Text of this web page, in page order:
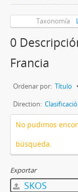
Taxonomía
0
Francia
Ordenar por: Título
Direction:
No pudimos
búsqueda.
Exportar
SKOS